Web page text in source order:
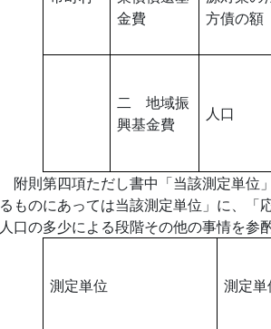
金費
方債の額
二 地域振
興基金費
人口
附則第四項ただし書中「当該測定単位
るものにあっては当該測定単位」に、「
人口の多少による段階その他の事情を参
測定単位 測定